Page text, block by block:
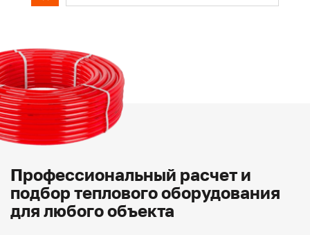
Профессиональный расчет и
подбор теплового оборудования
для любого объекта